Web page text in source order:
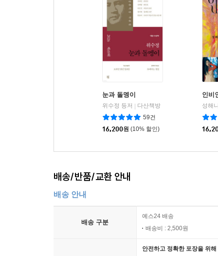
눈과 돌멩이
위수정 등저
다산책방
59건
16,200원 (10% 할인)
인비
성해
배송/반품/교환 안내
배송 안내
배송 구분
예스24 배송
배송비 : 2,500원
안전하고 정확한 포장을 위